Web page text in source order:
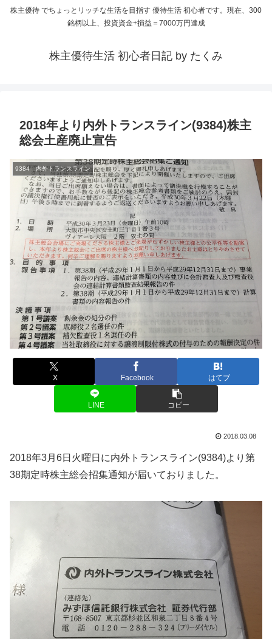
株主優待 でちょっとリッチな生活を目指す 優待生活 初心者です。現在、300
銘柄以上、投資資金+損益＝7000万円達成
株主優待生活 初心者日記 by たくみ
2018年より内外トランスライン(9384)株主
総会土産廃止宣告
9384 内外トランスライン
X Facebook はてブ
LINE コピー
2018.03.08
2018年3月6日火曜日に内外トランスライン(9384)より第
38期定時株主総会招集通知が届いておりました。